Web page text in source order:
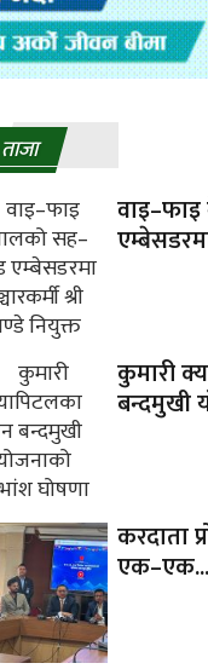
ताजा
वाइ–फाइ
कुमारी
बन्दमुखी
करदाता
एक–एक...